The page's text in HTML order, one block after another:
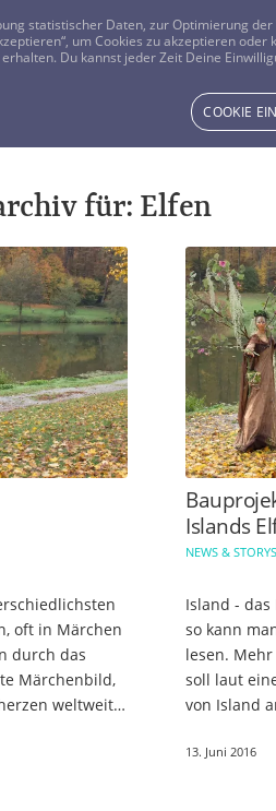
für: Elfen
oft in Märchen
durch das
Märchenbild,
weltweit
Islands
NEWS & STORYS
Island -
so kann
lesen.
soll laut
von Island
13. Juni 2016
statistischer Daten, zur Optimierung
um Cookies zu akzeptieren
Du kannst jeder Zeit Deine
COOKIE